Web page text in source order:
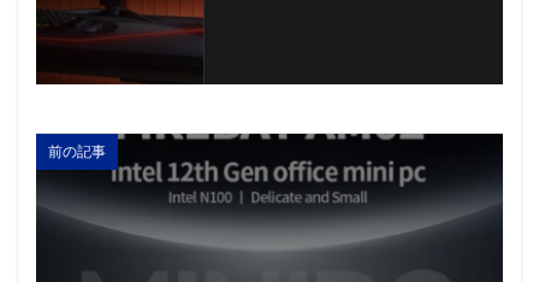
前の記事